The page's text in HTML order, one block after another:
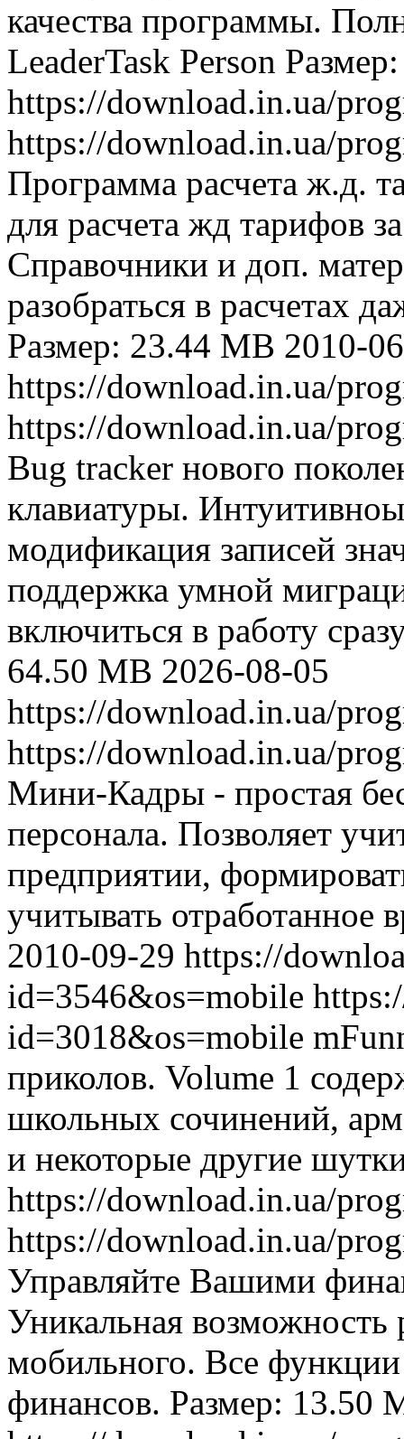
качества программы.
LeaderTask Person
https://download.in.ua/
https://download.in.ua/
Программа расчета ж.д.
для расчета жд тарифов
Справочники и доп.
разобраться в расчетах
Размер: 23.44 MB 2010-
https://download.in.ua/
https://download.in.ua/
Bug tracker нового
клавиатуры.
модификация записей
поддержка умной
включиться в работу
64.50 MB 2026-08-05
https://download.in.ua/
https://download.in.ua/
Мини-Кадры - простая
персонала. Позволяет
предприятии,
учитывать отработанное
2010-09-29 https://
id=3546&os=mobile
id=3018&os=mobile
приколов. Volume 1
школьных сочинений,
и некоторые другие
https://download.in.ua/
https://download.in.ua/
Управляйте Вашими
Уникальная
мобильного. Все
финансов. Размер: 13.50